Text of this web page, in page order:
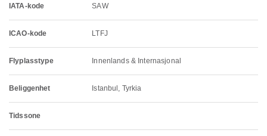
IATA-kode SAW
ICAO-kode LTFJ
Flyplasstype Innenlands & Internasjonal
Beliggenhet Istanbul, Tyrkia
Tidssone